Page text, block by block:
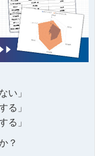
い」
る」
る」
？